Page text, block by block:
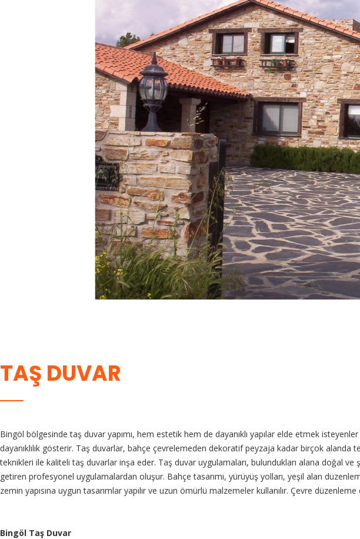
TAŞ DUVAR
Bingöl bölgesinde taş duvar yapımı, hem estetik hem de dayanıklı yapılar elde etmek
dayanıklılık gösterir. Taş duvarlar, bahçe çevrelemeden dekoratif peyzaja kadar birçok
teknikleri ile kaliteli taş duvarlar inşa eder. Taş duvar uygulamaları, bulundukları alana doğal ve
getiren profesyonel uygulamalardan oluşur. Bahçe tasarımı, yürüyüş yolları, yeşil alan
zemin yapısına uygun tasarımlar yapılır ve uzun ömürlü malzemeler kullanılır. Çevre
Bingöl Taş Duvar